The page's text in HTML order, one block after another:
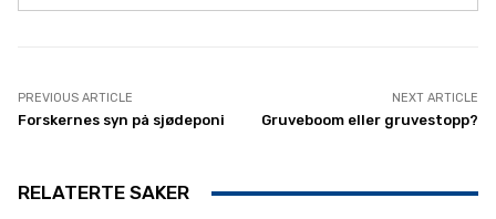
PREVIOUS ARTICLE
Forskernes syn på sjødeponi
NEXT ARTICLE
Gruveboom eller gruvestopp?
RELATERTE SAKER